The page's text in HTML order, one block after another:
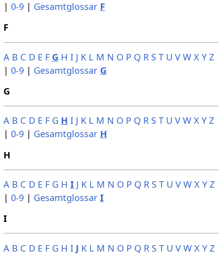
| 0-9| Gesamtglossar F
F
A B C D E F G H I J K L M N O P Q R S T U V W X Y Z
| 0-9| Gesamtglossar G
G
A B C D E F G H I J K L M N O P Q R S T U V W X Y Z
| 0-9| Gesamtglossar H
H
A B C D E F G H I J K L M N O P Q R S T U V W X Y Z
| 0-9| Gesamtglossar I
I
A B C D E F G H I J K L M N O P Q R S T U V W X Y Z